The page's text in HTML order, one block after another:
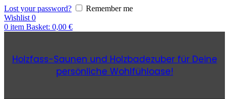
Lost your password?
Remember me
Wishlist 0
0 item Basket: 0,00 €
Holzfass-Saunen und Holzbadezuber für Deine
persönliche Wohlfühloase!